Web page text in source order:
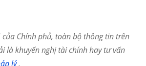
Chính phủ, toàn bộ thông tin trên
là khuyến nghị tài chính hay tư vấn
lý.